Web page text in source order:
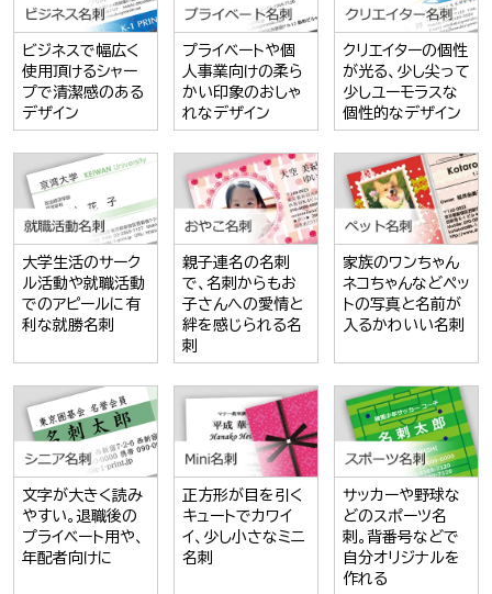
ビジネスで幅広く
使用頂けるシャー
プで清潔感のある
デザイン
プライベートや個
人事業向けの柔ら
かい印象のおしゃ
れなデザイン
クリエイターの個性
が光る、少し尖って
少しユーモラスな
個性的なデザイン
大学生活のサーク
ル活動や就職活動
でのアピールに有
利な就勝名刺
親子連名の名刺
で、名刺からもお
子さんへの愛情と
絆を感じられる名
刺
家族のワンちゃん
ネコちゃんなどペッ
トの写真と名前が
入るかわいい名刺
文字が大きく読み
やすい。退職後の
プライベート用や、
年配者向けに
正方形が目を引く
キュートでカワイ
イ、少し小さなミニ
名刺
サッカーや野球な
どのスポーツ名
刺。背番号などで
自分オリジナルを
作れる